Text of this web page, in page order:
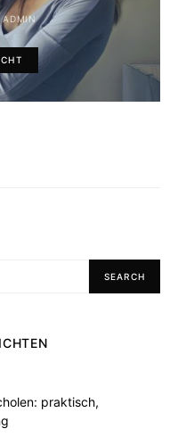
ADMIN
SEARCH
praktisch,